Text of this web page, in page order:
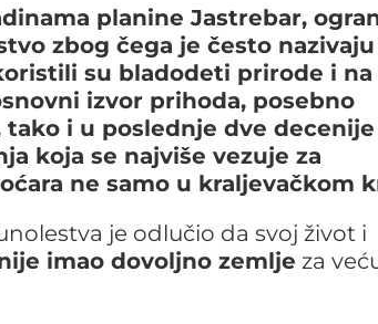
planine Jastrebar,
zbog čega je često nazivaju
su bladodeti prirode i na
izvor prihoda, posebno
tako i u poslednje dve decenije
koja se najviše vezuje za
ne samo u kraljevačkom
je odlučio da svoj život i
imao dovoljno zemlje za